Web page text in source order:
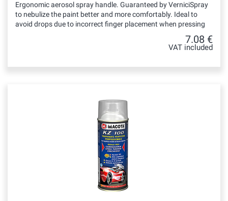
Ergonomic aerosol spray handle. Guaranteed by VerniciSpray
to nebulize the paint better and more comfortably. Ideal to
avoid drops due to incorrect finger placement when pressing
7.08 €
VAT included